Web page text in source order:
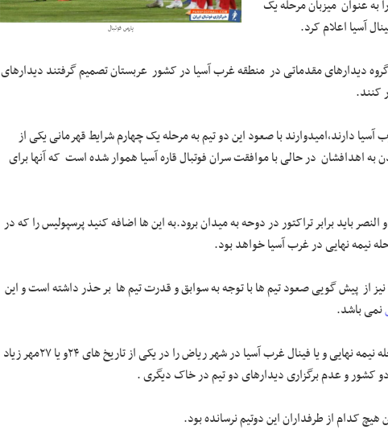
پارس فوتبال
به عنوان میزبان مرحله یک
آسیا اعلام کرد.
دیدارهای مقدماتی در منطقه غرب آسیا در کشور عربستان تصمیم گرفتند دیدارهای
کنند.
دارند،امیدوارند با صعود این دو تیم به مرحله یک چهارم شرایط قهرمانی یکی از
به اهدافشان در حالی با موافقت سران فوتبال قاره آسیا هموار شده است که آنها برای
باید برابر تراکتور در دوحه به میدان برود.به این ها اضافه کنید پرسپولیس را که در
نیمه نهایی در غرب آسیا خواهد بود.
از پیش گویی صعود تیم ها با توجه به سوابق و قدرت تیم ها بر حذر داشته است و این
نمی باشد.
وقوع داربی بزرگ آسیایی در مرحله نیمه نهایی و یا فینال غرب آسیا در شهر ریاض را در یکی از تاریخ های ۲۴و یا ۲۷مهر زیاد
کشور و عدم برگزاری دیدارهای دو تیم در خاک دیگری .
کدام از طرفداران این دوتیم نرسانده بود.